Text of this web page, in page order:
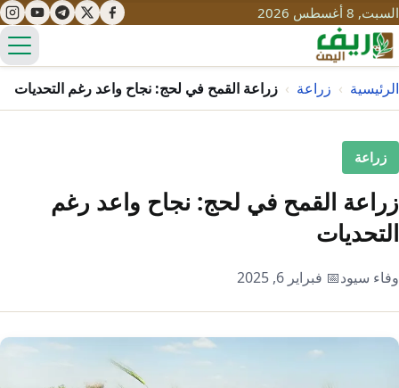
السبت, 8 أغسطس 2026
تعليم
تنمية
قصص نجاح
سياحة
تراث
ثقافة
التغير المناخي
الرئيسية › زراعة › زراعة القمح في لحج: نجاح واعد رغم التحديات
زراعة
زراعة القمح في لحج: نجاح واعد رغم
التحديات
وفاء سيود📅 فبراير 6, 2025